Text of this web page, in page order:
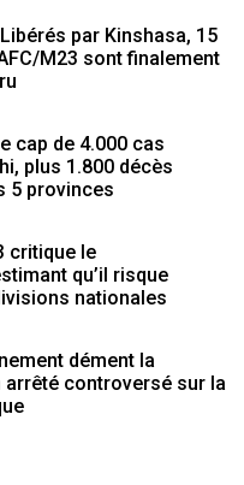
par Kinshasa, 15
M23 sont finalement
cap de 4.000 cas
plus 1.800 décès
5 provinces
critique le
qu’il risque
nationales
dément la
arrêté controversé sur la